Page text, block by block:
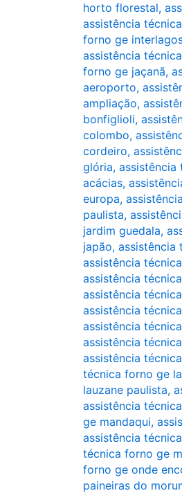
horto florestal,
assistência
forno ge
assistência
forno ge jaçanã,
aeroporto,
ampliação,
bonfiglioli,
colombo,
cordeiro,
glória, assistência
acácias,
europa,
paulista,
jardim guedala,
japão, assistência
assistência
assistência
assistência
assistência
assistência
assistência
assistência
técnica forno ge
lauzane paulista,
assistência
ge mandaqui,
assistência
técnica forno ge
forno ge onde
paineiras do